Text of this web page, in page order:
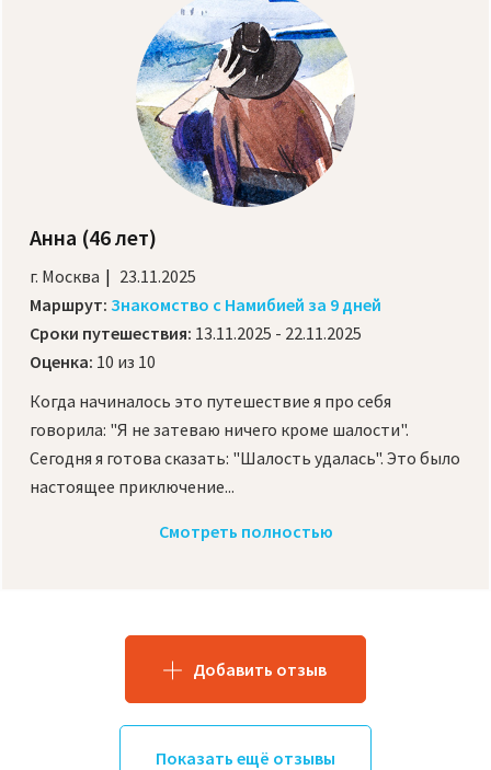
Анна (46 лет)
г. Москва
23.11.2025
Маршрут: Знакомство с Намибией за 9 дней
Сроки путешествия: 13.11.2025 - 22.11.2025
Оценка: 10 из 10
Когда начиналось это путешествие я про себя
говорила: "Я не затеваю ничего кроме шалости".
Сегодня я готова сказать: "Шалость удалась". Это было
настоящее приключение...
Смотреть полностью
Добавить отзыв
Показать ещё отзывы